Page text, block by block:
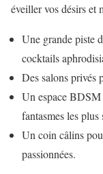
éveiller vos désirs et
Une grande piste
cocktails
Des salons privés
Un espace
fantasmes les plus
Un coin câlins
passionnées.